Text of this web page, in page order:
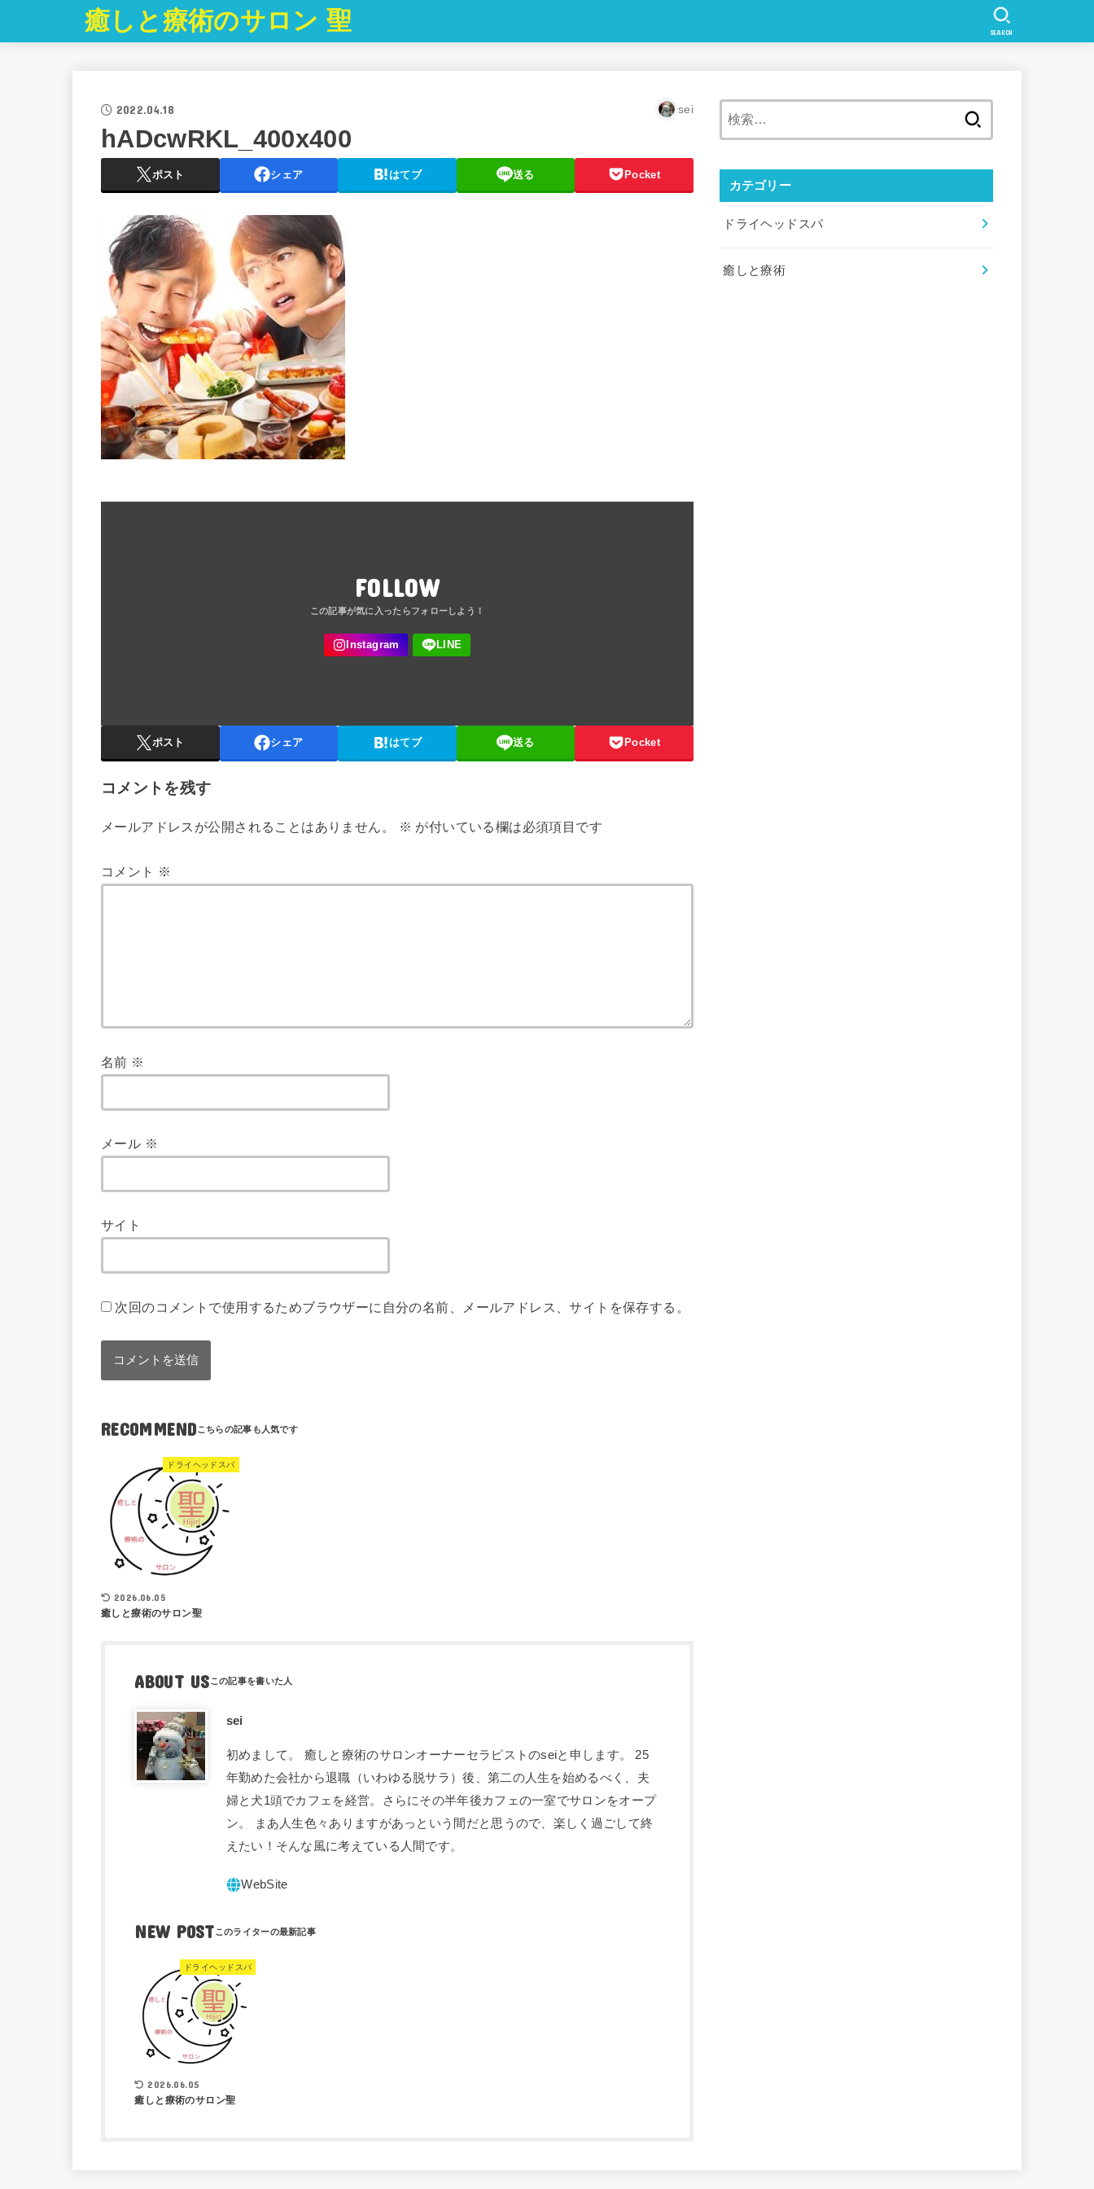
癒しと療術のサロン 聖 SEARCH
2022.04.18 sei
hADcwRKL_400x400
ポスト シェア はてブ 送る Pocket
FOLLOW
ポスト シェア はてブ 送る Pocket
コメントを残す
メールアドレスが公開されることはありません。 ※ が付いている欄は必須項目です
コメント ※
名前 ※
メール ※
サイト
次回のコメントで使用するためブラウザーに自分の名前、メールアドレス、サイトを保存する。
RECOMMEND
ドライヘッドスパ
2026.06.05
癒しと療術のサロン聖
ABOUT US
sei
初めまして。 癒しと療術のサロンオーナーセラピストのseiと申します。 25
年勤めた会社から退職（いわゆる脱サラ）後、第二の人生を始めるべく、夫
婦と犬1頭でカフェを経営。さらにその半年後カフェの一室でサロンをオープ
ン。 まあ人生色々ありますがあっという間だと思うので、楽しく過ごして終
えたい！そんな風に考えている人間です。
NEW POST
ドライヘッドスパ
2026.06.05
癒しと療術のサロン聖
カテゴリー
ドライヘッドスパ
癒しと療術